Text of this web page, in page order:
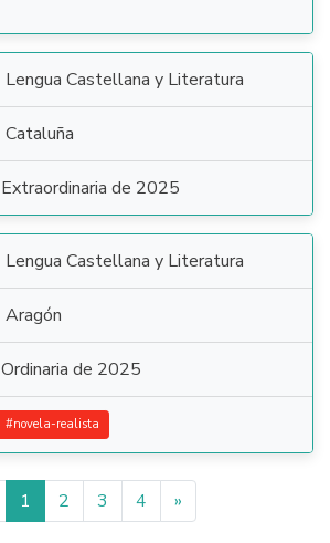
Lengua Castellana y Literatura
Cataluña
Extraordinaria de 2025
Lengua Castellana y Literatura
Aragón
Ordinaria de 2025
#novela-realista
1 2 3 4 »